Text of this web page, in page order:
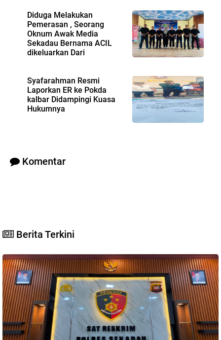
Diduga Melakukan
Pemerasan , Seorang
Oknum Awak Media
Sekadau Bernama ACIL
dikeluarkan Dari
Syafarahman Resmi
Laporkan ER ke Pokda
kalbar Didampingi Kuasa
Hukumnya
Komentar
Berita Terkini